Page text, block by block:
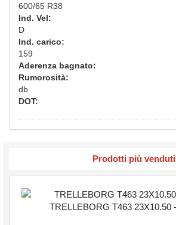
600/65 R38
Ind. Vel:
D
Ind. carico:
159
Aderenza bagnato:
Rumorosità:
db
DOT:
Prodotti più venduti